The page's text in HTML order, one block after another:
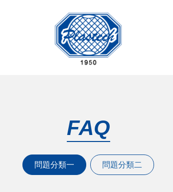
FAQ
問題分類一 問題分類二